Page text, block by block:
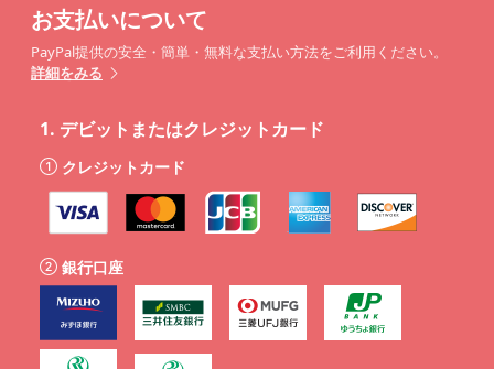
お支払いについて
PayPal提供の安全・簡単・無料な支払い方法をご利用ください。
詳細をみる
1. デビットまたはクレジットカード
クレジットカード
銀行口座